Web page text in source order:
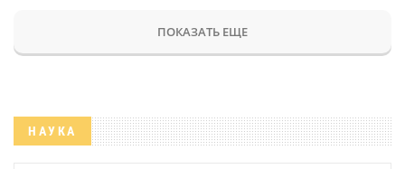
ПОКАЗАТЬ ЕЩЕ
НАУКА